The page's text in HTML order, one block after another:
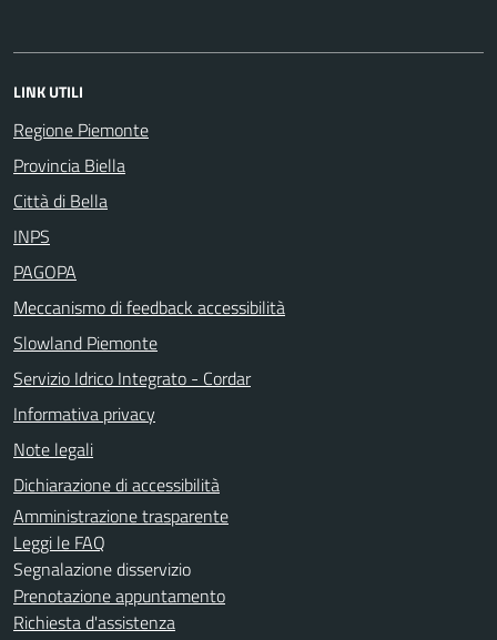
LINK UTILI
Regione Piemonte
Provincia Biella
Città di Bella
INPS
PAGOPA
Meccanismo di feedback accessibilità
Slowland Piemonte
Servizio Idrico Integrato - Cordar
Informativa privacy
Note legali
Dichiarazione di accessibilità
Amministrazione trasparente
Leggi le FAQ
Segnalazione disservizio
Prenotazione appuntamento
Richiesta d'assistenza